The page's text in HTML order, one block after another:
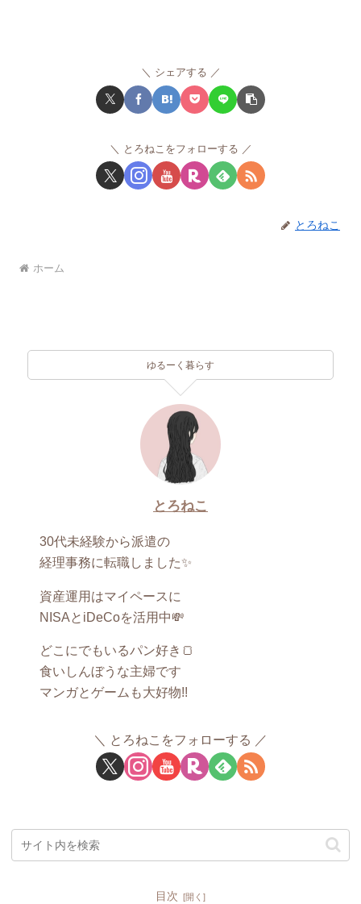
シェアする
とろねこをフォローする
とろねこ
ホーム
ゆるーく暮らす
とろねこ
30代未経験から派遣の
経理事務に転職しました✨
資産運用はマイペースに
NISAとiDeCoを活用中💸
どこにでもいるパン好き🍞
食いしんぼうな主婦です
マンガとゲームも大好物!!
とろねこをフォローする
目次